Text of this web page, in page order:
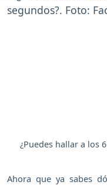
¿Puedes hallar a los
Ahora que ya sabes